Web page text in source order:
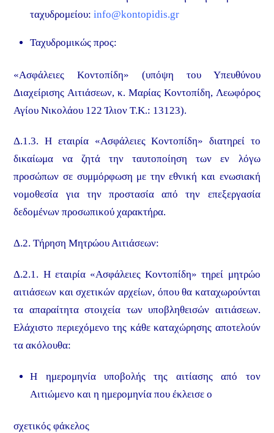
ταχυδρομείου:info@kontopidis.gr
Ταχυδρομικώς προς:
«Ασφάλειες Κοντοπίδη» (υπόψη του Υπευθύνου
Διαχείρισης Αιτιάσεων, κ. Μαρίας Κοντοπίδη, Λεωφόρος
Αγίου Νικολάου 122 Ίλιον Τ.Κ.: 13123).
Δ.1.3. H εταιρία «Ασφάλειες Κοντοπίδη» διατηρεί το
δικαίωμα να ζητά την ταυτοποίηση των εν λόγω
προσώπων σε συμμόρφωση με την εθνική και ενωσιακή
νομοθεσία για την προστασία από την επεξεργασία
δεδομένων προσωπικού χαρακτήρα.
Δ.2. Τήρηση Μητρώου Αιτιάσεων:
Δ.2.1. H εταιρία «Ασφάλειες Κοντοπίδη» τηρεί μητρώο
αιτιάσεων και σχετικών αρχείων, όπου θα καταχωρούνται
τα απαραίτητα στοιχεία των υποβληθεισών αιτιάσεων.
Ελάχιστο περιεχόμενο της κάθε καταχώρησης αποτελούν
τα ακόλουθα:
Η ημερομηνία υποβολής της αιτίασης από τον
Αιτιώμενο και η ημερομηνία που έκλεισε ο
σχετικός φάκελος